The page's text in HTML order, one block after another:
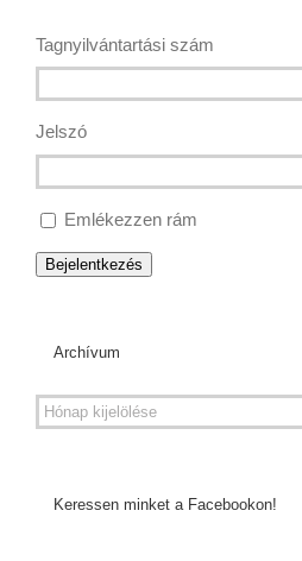
Tagnyilvántartási szám
Jelszó
Emlékezzen rám
Bejelentkezés
Archívum
Keressen minket a Facebookon!